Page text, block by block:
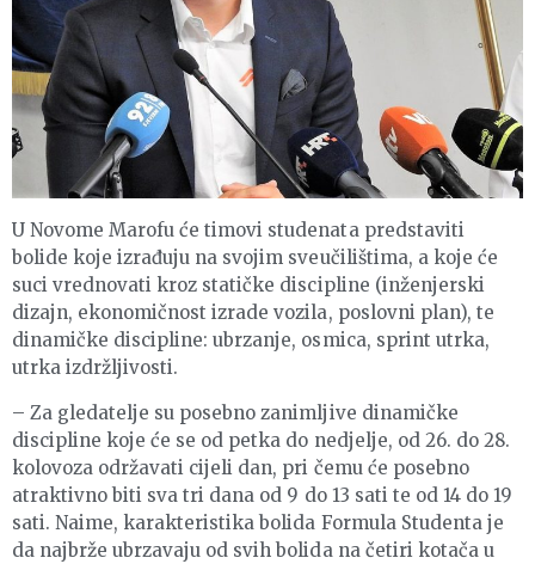
U Novome Marofu će timovi studenata predstaviti
bolide koje izrađuju na svojim sveučilištima, a koje će
suci vrednovati kroz statičke discipline (inženjerski
dizajn, ekonomičnost izrade vozila, poslovni plan), te
dinamičke discipline: ubrzanje, osmica, sprint utrka,
utrka izdržljivosti.
– Za gledatelje su posebno zanimljive dinamičke
discipline koje će se od petka do nedjelje, od 26. do 28.
kolovoza održavati cijeli dan, pri čemu će posebno
atraktivno biti sva tri dana od 9 do 13 sati te od 14 do 19
sati. Naime, karakteristika bolida Formula Studenta je
da najbrže ubrzavaju od svih bolida na četiri kotača u